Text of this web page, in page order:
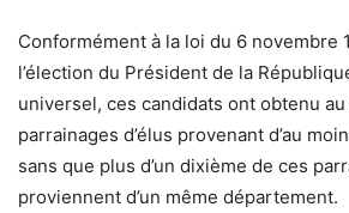
Conformément à la loi du 6 novembre
l’élection du Président de la
universel, ces candidats ont obtenu
parrainages d’élus provenant d’au
sans que plus d’un dixième de ces
proviennent d’un même département.